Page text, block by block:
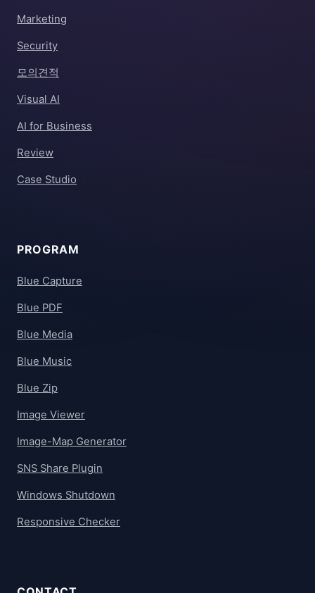
Marketing
Security
모의견적
Visual AI
AI for Business
Review
Case Studio
PROGRAM
Blue Capture
Blue PDF
Blue Media
Blue Music
Blue Zip
Image Viewer
Image-Map Generator
SNS Share Plugin
Windows Shutdown
Responsive Checker